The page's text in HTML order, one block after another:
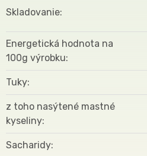
Skladovanie
Energetická hodnota na
100g výrobku
Tuky
z toho nasýtené mastné
kyseliny
Sacharidy